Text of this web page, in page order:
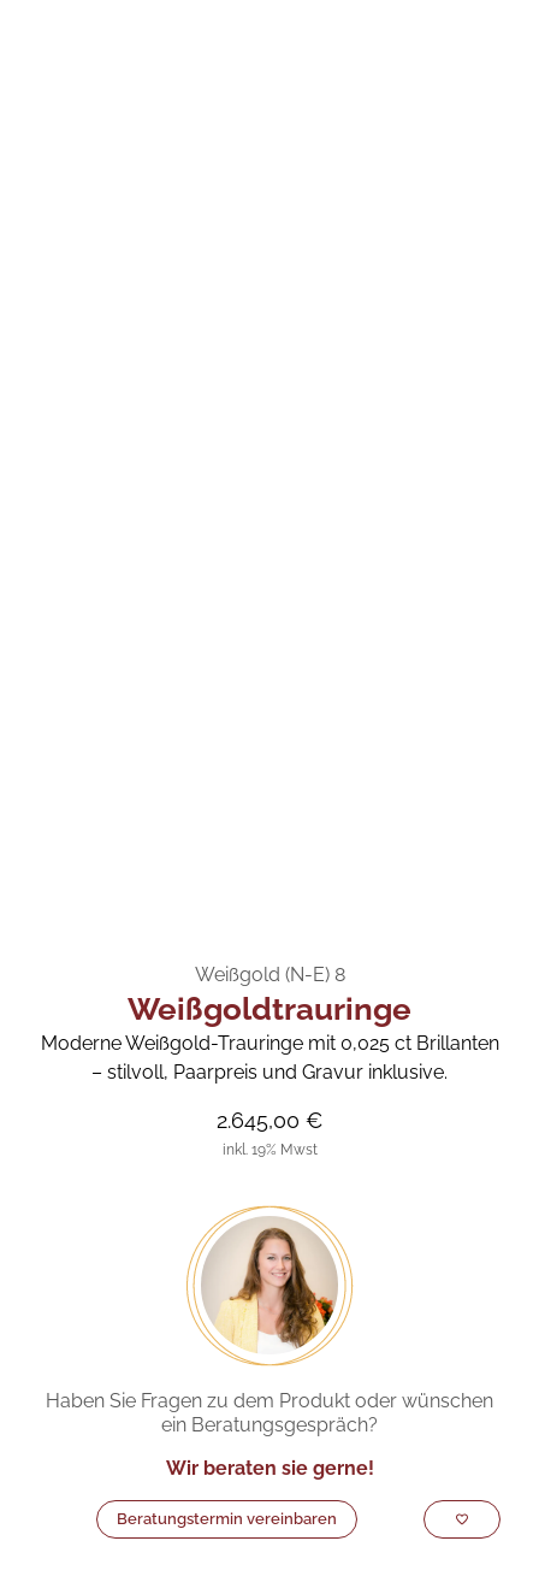
Weißgold (N-E) 8
Weißgoldtrauringe
Moderne Weißgold-Trauringe mit 0,025 ct Brillanten
– stilvoll, Paarpreis und Gravur inklusive.
2.645,00 €
inkl. 19% Mwst
Haben Sie Fragen zu dem Produkt oder wünschen
ein Beratungsgespräch?
Wir beraten sie gerne!
Beratungstermin vereinbaren